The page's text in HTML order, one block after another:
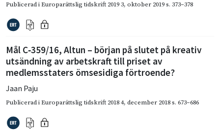
Publicerad iEuroparättslig tidskrift 2019 3, oktober 2019s. 373–378
Mål C‑359/16, Altun – början på slutet på kreativ
utsändning av arbetskraft till priset av
medlemsstaters ömsesidiga förtroende?
Jaan Paju
Publicerad iEuroparättslig tidskrift 2018 4, december 2018s. 673–686